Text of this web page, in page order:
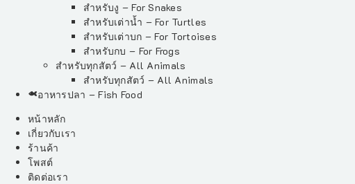
สำหรับงู – For Snakes
สำหรับเต่าน้ำ – For Turtles
สำหรับเต่าบก – For Tortoises
สำหรับกบ – For Frogs
สำหรับทุกสัตว์ – All Animals
สำหรับทุกสัตว์ – All Animals
อาหารปลา – Fish Food
หน้าหลัก
เกี่ยวกับเรา
ร้านค้า
โพสต์
ติดต่อเรา